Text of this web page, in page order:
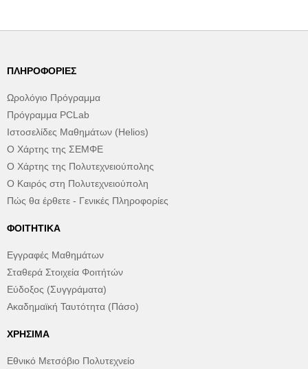
ΠΛΗΡΟΦΟΡΊΕΣ
Ωρολόγιο Πρόγραμμα
Πρόγραμμα PCLab
Ιστοσελίδες Μαθημάτων (Helios)
Ο Χάρτης της ΣΕΜΦΕ
Ο Χάρτης της Πολυτεχνειούπολης
Ο Καιρός στη Πολυτεχνειούπολη
Πώς θα έρθετε - Γενικές Πληροφορίες
ΦΟΙΤΗΤΙΚΆ
Εγγραφές Μαθημάτων
Σταθερά Στοιχεία Φοιτήτών
Εύδοξος (Συγγράματα)
Ακαδημαϊκή Ταυτότητα (Πάσο)
ΧΡΉΣΙΜΑ
Εθνικό Μετσόβιο Πολυτεχνείο